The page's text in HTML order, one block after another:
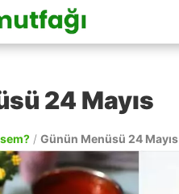
24 Mayıs
/ Günün Menüsü 24 Mayıs